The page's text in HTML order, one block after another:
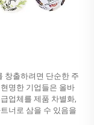
창출하려면 단순한 주
명한 기업들은 올바
업체를 제품 차별화,
너로 삼을 수 있음을